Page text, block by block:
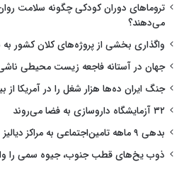
تروماهای دوران کودکی چگونه سلامت روان
می‌دهند؟
واگذاری بخشی از پروژه‌های کلان کشور به
جهان در آستانه فاجعه زیست محیطی
جنگ ایران ده‌ها هزار شغل را در آمریکا از
۳۲ آزمایشگاه داروسازی به فضا می‌روند
بدهی ۹ ماهه تامین‌اجتماعی به مراکز دیالیز
ذوب یخ‌های قطب جنوب، جیوه سمی را